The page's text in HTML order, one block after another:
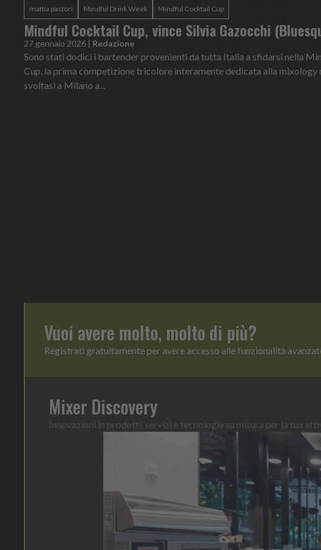
mattia pastori Mindful Drink Week Mindful Cocktail Cup
Mindful Cocktail Cup, vince Silvia Gazocchi
27 gennaio 2026 | Redazione
Sono stati dodici i bartender provenienti da tutta Italia a sfidarsi nella
Cup, la prima competizione tricolore interamente dedicata alla mixology
svoltasi a Milano a...
Vuoi avere molto, molto di più?
Registrati gratuitamente per avere accesso alle funzionalità
Mixer Discovery
Innovazioni in prodotti, servizi e tecnologie su misura per la tua